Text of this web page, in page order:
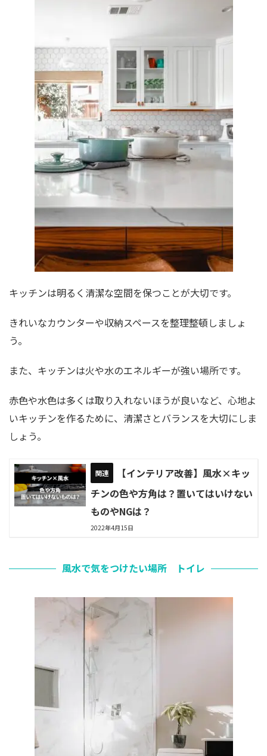
キッチンは明るく清潔な空間を保つことが大切です。
きれいなカウンターや収納スペースを整理整頓しましょ
う。
また、キッチンは火や水のエネルギーが強い場所です。
赤色や水色は多くは取り入れないほうが良いなど、心地よ
いキッチンを作るために、清潔さとバランスを大切にしま
しょう。
【インテリア改善】風水×キッ
チンの色や方角は？置いてはいけない
ものやNGは？
2022年4月15日
風水で気をつけたい場所 トイレ